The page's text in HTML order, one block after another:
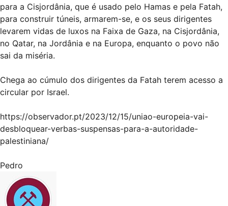
para a Cisjordânia, que é usado pelo Hamas e pela Fatah,
para construir túneis, armarem-se, e os seus dirigentes
levarem vidas de luxos na Faixa de Gaza, na Cisjordânia,
no Qatar, na Jordânia e na Europa, enquanto o povo não
sai da miséria.
Chega ao cúmulo dos dirigentes da Fatah terem acesso a
circular por Israel.
https://observador.pt/2023/12/15/uniao-europeia-vai-
desbloquear-verbas-suspensas-para-a-autoridade-
palestiniana/
Pedro